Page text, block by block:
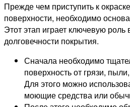
Прежде чем приступить к
поверхности, необходимо
Этот этап играет ключевую роль
долговечности покрытия.
Сначала необходимо
поверхность от грязи,
Для этого можно
моющие средства или